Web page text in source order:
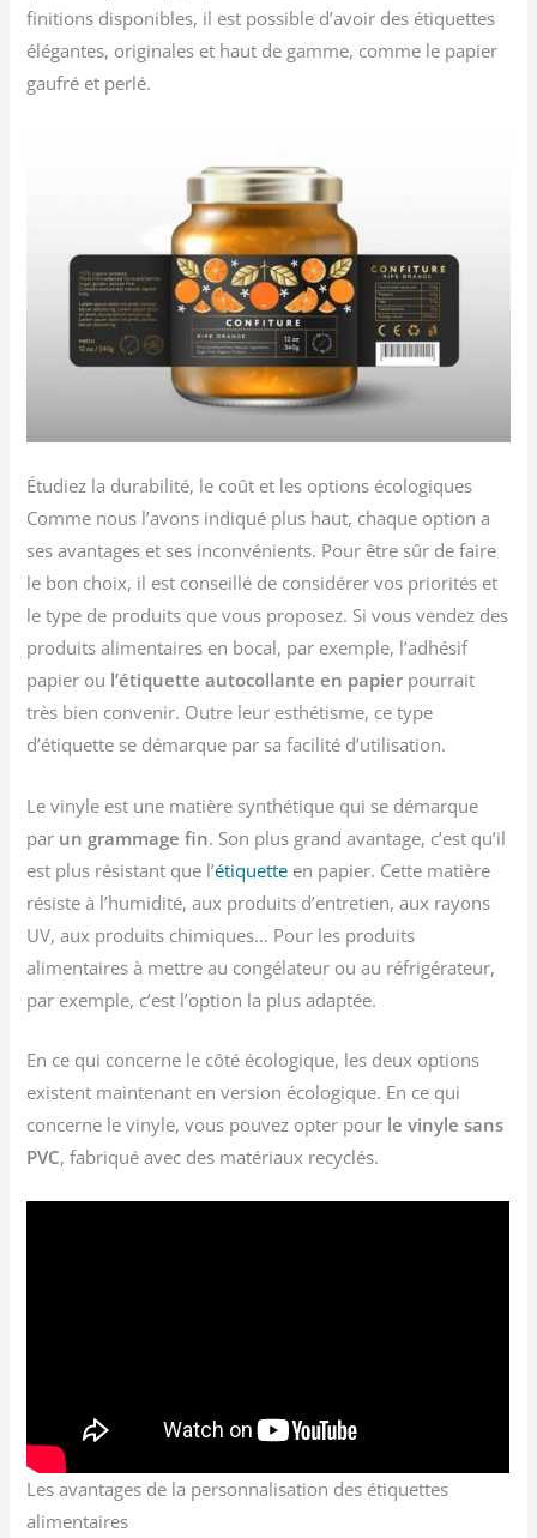
finitions disponibles, il est possible d’avoir des étiquettes
élégantes, originales et haut de gamme, comme le papier
gaufré et perlé.
Étudiez la durabilité, le coût et les options écologiques
Comme nous l’avons indiqué plus haut, chaque option a
ses avantages et ses inconvénients. Pour être sûr de faire
le bon choix, il est conseillé de considérer vos priorités et
le type de produits que vous proposez. Si vous vendez des
produits alimentaires en bocal, par exemple, l’adhésif
papier ou l’étiquette autocollante en papier pourrait
très bien convenir. Outre leur esthétisme, ce type
d’étiquette se démarque par sa facilité d’utilisation.
Le vinyle est une matière synthétique qui se démarque
par un grammage fin. Son plus grand avantage, c’est qu’il
est plus résistant que l’étiquette en papier. Cette matière
résiste à l’humidité, aux produits d’entretien, aux rayons
UV, aux produits chimiques… Pour les produits
alimentaires à mettre au congélateur ou au réfrigérateur,
par exemple, c’est l’option la plus adaptée.
En ce qui concerne le côté écologique, les deux options
existent maintenant en version écologique. En ce qui
concerne le vinyle, vous pouvez opter pour le vinyle sans
PVC, fabriqué avec des matériaux recyclés.
Les avantages de la personnalisation des étiquettes
alimentaires